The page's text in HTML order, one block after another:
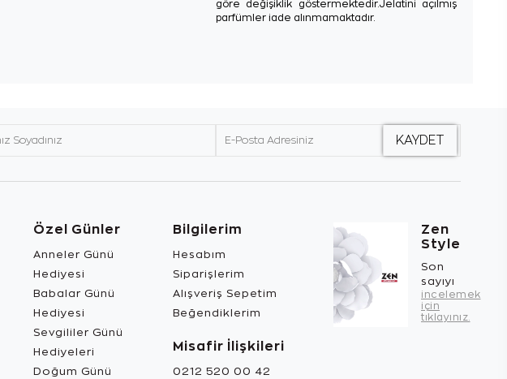
göre değişiklik göstermektedir.Jelatini açılmış
parfümler iade alınmamaktadır.
Özel Günler
Anneler Günü
Hediyesi
Babalar Günü
Hediyesi
Sevgililer Günü
Hediyeleri
Doğum Günü
Bilgilerim
Hesabım
Siparişlerim
Alışveriş Sepetim
Beğendiklerim
Misafir İlişkileri
0212 520 00 42
Zen
Style
Son
sayıyı
incelemek
için
tıklayınız.